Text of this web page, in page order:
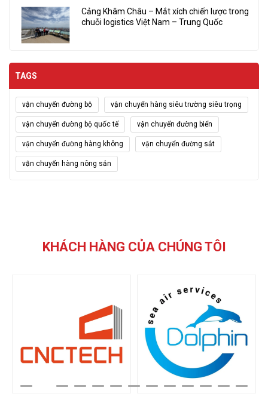
Cảng Khâm Châu – Mắt xích chiến lược trong
chuỗi logistics Việt Nam – Trung Quốc
TAGS
vận chuyển đường bộ vận chuyển hàng siêu trường siêu trọng
vận chuyển đường bộ quốc tế vận chuyển đường biển
vận chuyển đường hàng không vận chuyển đường sắt
vận chuyển hàng nông sản
KHÁCH HÀNG CỦA CHÚNG TÔI